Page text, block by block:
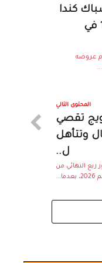
كندا
بثلاثية وتتأهل لدور الـ16 في
عروضه
المحتوى التالي
تقصي
وتتأهل
ل..
ربع النهائي من